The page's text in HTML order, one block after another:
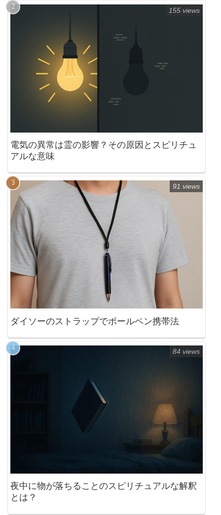
電気の異常は霊の影響？その原因とスピリチュ
アルな意味
155 views
ダイソーのストラップでボールペン携帯法
91 views
夜中に物が落ちることのスピリチュアルな解釈
とは？
84 views